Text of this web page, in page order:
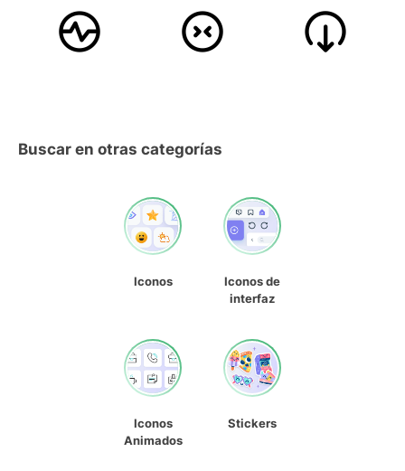
Buscar en otras categorías
Iconos
Iconos de
interfaz
Iconos
Animados
Stickers